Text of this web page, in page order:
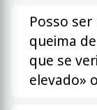
Posso
queima
que se
elevado»